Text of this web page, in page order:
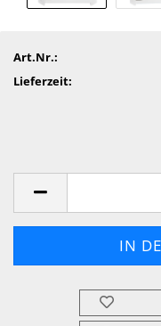
Art.Nr.:
Lieferzeit: